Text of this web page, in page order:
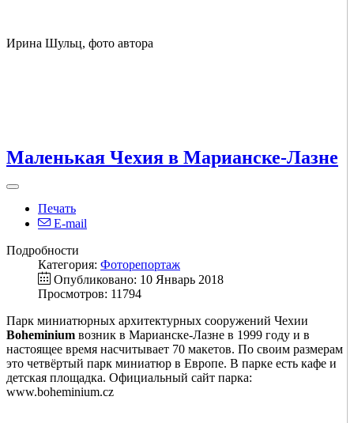
Ирина Шульц, фото автора
Маленькая Чехия в Марианске-Лазне
Печать
E-mail
Подробности
Категория: Фоторепортаж
Опубликовано: 10 Январь 2018
Просмотров: 11794
Парк миниатюрных архитектурных сооружений Чехии
Boheminium возник в Марианске-Лазне в 1999 году и в
настоящее время насчитывает 70 макетов. По своим размерам
это четвёртый парк миниатюр в Европе. В парке есть кафе и
детская площадка. Официальный сайт парка:
www.boheminium.cz